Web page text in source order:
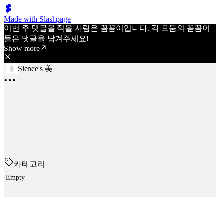
Made with Slashpage
이번 주 댓글을 적을 사람은 꼼꼼이입니다. 각 모둠의 꼼꼼이
들은 댓글을 남겨주세요!
Show more
Sience's 美
카테고리
Empty